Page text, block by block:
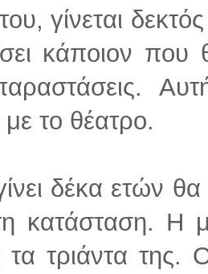
γίνεται
κάποιον που
το θέατρο.
δέκα ετών
κατάσταση. Η
τα τριάντα της.